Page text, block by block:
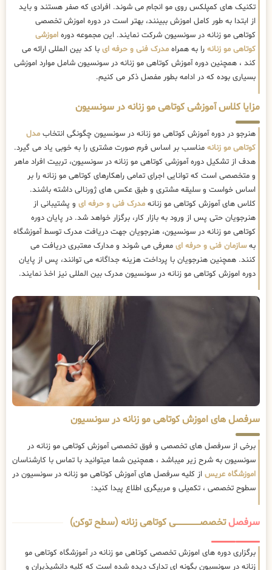
تکنیک های کمپلکس روی مو انجام می شوند. افرادی که صفر هستند و باید
از ابتدا به طور کامل اموزش ببینند، بهتر است در دوره اموزش تخصصی
کوتاهی مو زنانه در سونسیون شرکت نمایند. این مجموعه دوره اموزشی
کوتاهی مو زنانه را به همراه مدرک فنی و حرفه ای با کد بین المللی ارائه می
کند ، همچنین دوره آموزش کوتاهی مو زنانه در سونسیون شامل موارد اموزشی
بسیاری بوده که در ادامه بطور مفصل ذکر می کنیم.
مزایا کلاس آموزشی کوتاهی مو زنانه در سونسیون
هنرجو در دوره آموزش کوتاهی مو زنانه در سونسیون چگونگی انتخاب مدل
کوتاهی مو زنانه مناسب بر اساس فرم صورت مشتری را به خوبی یاد می گیرد.
هدف از تشکیل دوره آموزشی کوتاهی مو زنانه در سونسیون، تربیت افراد ماهر
و متخصصی است که توانایی اجرای تمامی راهکارهای کوتاهی مو زنانه را بر
اساس خواست و سلیقه مشتری و طبق عکس های ژورنالی داشته باشند.
کلاس های آموزش کوتاهی مو زنانه مدرک فنی و حرفه ای و پشتیبانی از
هنرجویان حتی پس از ورود به بازار کار، برگزار خواهد شد. در پایان دوره
کوتاهی مو زنانه در سونسیون، هنرجویان جهت دریافت مدرک توسط آموزشگاه
بهسازمان فنی و حرفه ای معرفی می شوند و مدارک معتبری دریافت می
کنند. همچنین هنرجویان با پرداخت هزینه جداگانه می توانند، پس از پایان
دوره اموزش کوتاهی مو زنانه در سونسیون مدرک بین المللی نیز اخذ نمایند.
سرفصل های اموزش کوتاهی مو زنانه در سونسیون
برخی از سرفصل های تخصصی و فوق تخصصی آموزش کوتاهی مو زنانه در
سونسیون به شرح زیر میباشد ، همچنین شما میتوانید با تماس با کارشناسان
اموزشگاه عریس از کلیه سرفصل های آموزش کوتاهی مو زنانه در سونسیون در
سطوح تخصصی ، تکمیلی و مربیگری اطلاع پیدا کنید:
سرفصلتخصصــــــــــــــــــــی کوتاهی زنانه (سطح توکن)
برگزاری دوره های اموزش تخصصی کوتاهی مو زنانه در آموزشگاه کوتاهی مو
زنانه در سونسیون بگونه ای تدارک دیده شده است که کلیه دانشپذیران و